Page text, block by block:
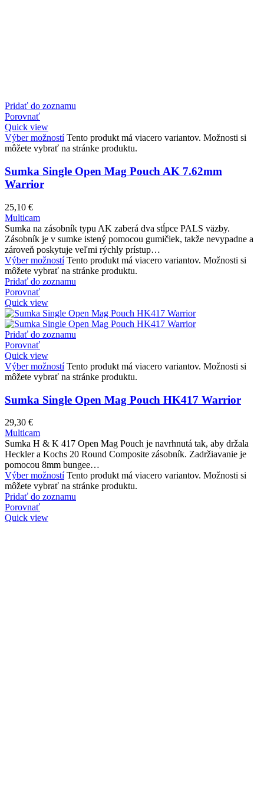
Pridať do zoznamu
Porovnať
Quick view
Výber možností Tento produkt má viacero variantov. Možnosti si
môžete vybrať na stránke produktu.
Sumka Single Open Mag Pouch AK 7.62mm
Warrior
25,10 €
Multicam
Sumka na zásobník typu AK zaberá dva stĺpce PALS väzby.
Zásobník je v sumke istený pomocou gumičiek, takže nevypadne a
zároveň poskytuje veľmi rýchly prístup…
Výber možností Tento produkt má viacero variantov. Možnosti si
môžete vybrať na stránke produktu.
Pridať do zoznamu
Porovnať
Quick view
Pridať do zoznamu
Porovnať
Quick view
Výber možností Tento produkt má viacero variantov. Možnosti si
môžete vybrať na stránke produktu.
Sumka Single Open Mag Pouch HK417 Warrior
29,30 €
Multicam
Sumka H & K 417 Open Mag Pouch je navrhnutá tak, aby držala
Heckler a Kochs 20 Round Composite zásobník. Zadržiavanie je
pomocou 8mm bungee…
Výber možností Tento produkt má viacero variantov. Možnosti si
môžete vybrať na stránke produktu.
Pridať do zoznamu
Porovnať
Quick view